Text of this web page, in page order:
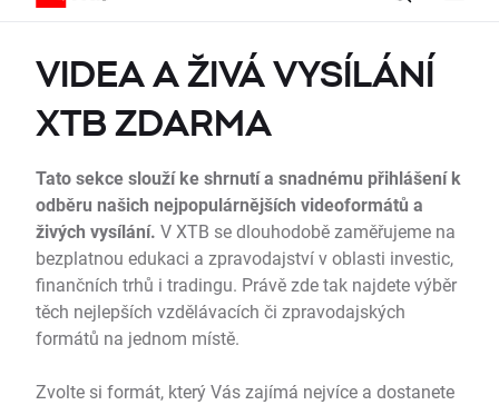
VIDEA A ŽIVÁ VYSÍLÁNÍ
XTB ZDARMA
Tato sekce slouží ke shrnutí a snadnému přihlášení k
odběru našich nejpopulárnějších videoformátů a
živých vysílání. V XTB se dlouhodobě zaměřujeme na
bezplatnou edukaci a zpravodajství v oblasti investic,
finančních trhů i tradingu. Právě zde tak najdete výběr
těch nejlepších vzdělávacích či zpravodajských
formátů na jednom místě.
Zvolte si formát, který Vás zajímá nejvíce a dostanete